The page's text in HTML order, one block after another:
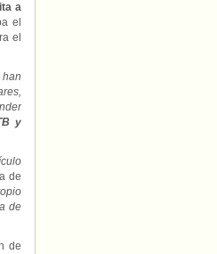
a
el
el
y
de
de
de